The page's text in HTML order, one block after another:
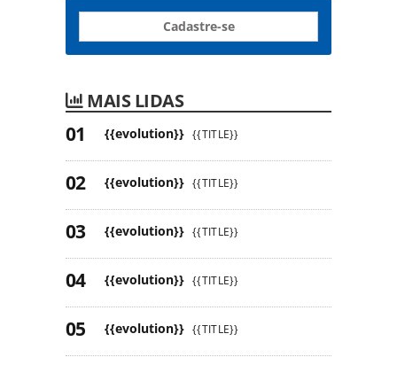
Cadastre-se
MAIS LIDAS
{{evolution}} {{TITLE}}
{{evolution}} {{TITLE}}
{{evolution}} {{TITLE}}
{{evolution}} {{TITLE}}
{{evolution}} {{TITLE}}